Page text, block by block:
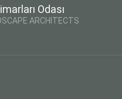
Odası
ARCHITECTS